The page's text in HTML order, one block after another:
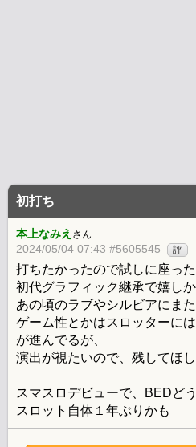
初打ち
本上なみえ さん
2024/05/04 07:43 #5605545 評
打ちたかったので試しに座った
初代グラフィック継承で嬉しか
あの頃のラブやシルビアにま
ゲーム性とかはスロッターに
が進んでるが、
演出が視たいので、残してほ
スマスロデビューで、BEDど
スロット自体１年ぶりかも